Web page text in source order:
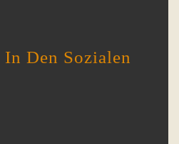
Den Sozialen